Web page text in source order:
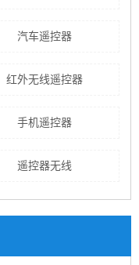
汽车遥控器
红外无线遥控器
手机遥控器
遥控器无线